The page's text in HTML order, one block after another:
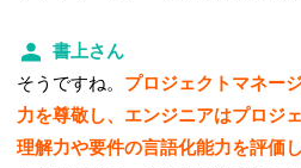
書上さん
そうですね。 プロジェクトマネー
力を尊敬し、エンジニアはプロジ
理解力や要件の言語化能力を評価し